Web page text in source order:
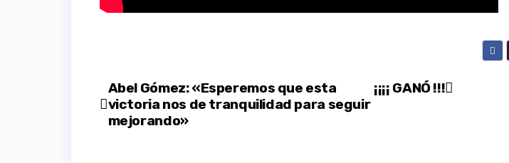
Navegación
de
¡¡¡¡ GANÓ !!!
Abel Gómez: «Esperemos que esta
victoria nos de tranquilidad para seguir
mejorando»